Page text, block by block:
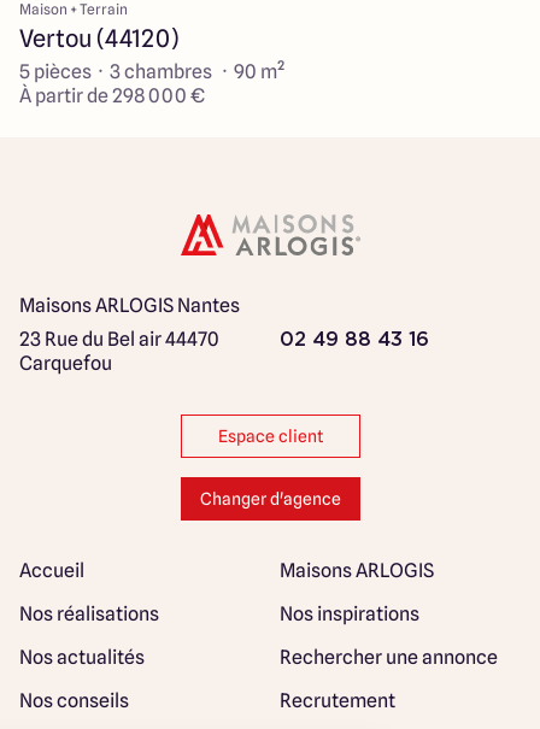
Maison + Terrain
Vertou (44120)
5 pièces · 3 chambres · 90 m²
À partir de 298 000 €
Maisons ARLOGIS Nantes
23 Rue du Bel air44470
Carquefou
02 49 88 43 16
Espace client
Changer d'agence
Accueil
Maisons ARLOGIS
Nos réalisations
Nos inspirations
Nos actualités
Rechercher une annonce
Nos conseils
Recrutement